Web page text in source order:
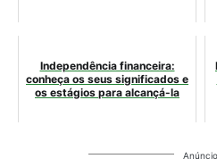
Independência financeira:
conheça os seus significados e
os estágios para alcançá-la
Anúncio